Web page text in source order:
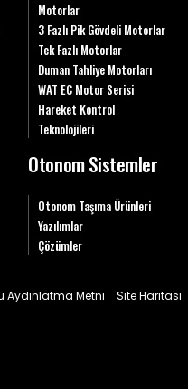
Motorlar
3 Fazlı Pik Gövdeli Motorlar
Tek Fazlı Motorlar
Duman Tahliye Motorları
WAT EC Motor Serisi
Hareket Kontrol
Teknolojileri
Otonom Sistemler
Otonom Taşıma Ürünleri
Yazılımlar
Çözümler
Aydınlatma Metni Site Haritası